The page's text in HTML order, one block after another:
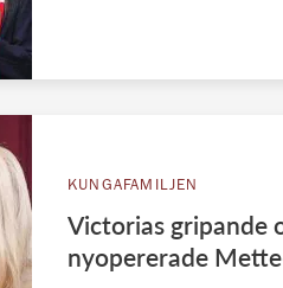
KUNGAFAMILJEN
Victorias gripande
nyopererade